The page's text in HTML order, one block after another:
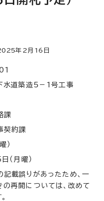
年2月 16 日
水道築造5－1号工事
課
契約課
）
（月曜）
載誤りがあったため、一
の再開については、改めて